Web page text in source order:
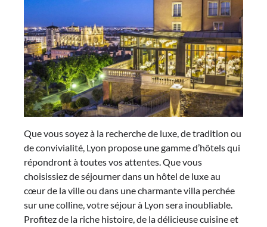
Que vous soyez à la recherche de luxe, de tradition ou
de convivialité, Lyon propose une gamme d’hôtels qui
répondront à toutes vos attentes. Que vous
choisissiez de séjourner dans un hôtel de luxe au
cœur de la ville ou dans une charmante villa perchée
sur une colline, votre séjour à Lyon sera inoubliable.
Profitez de la riche histoire, de la délicieuse cuisine et